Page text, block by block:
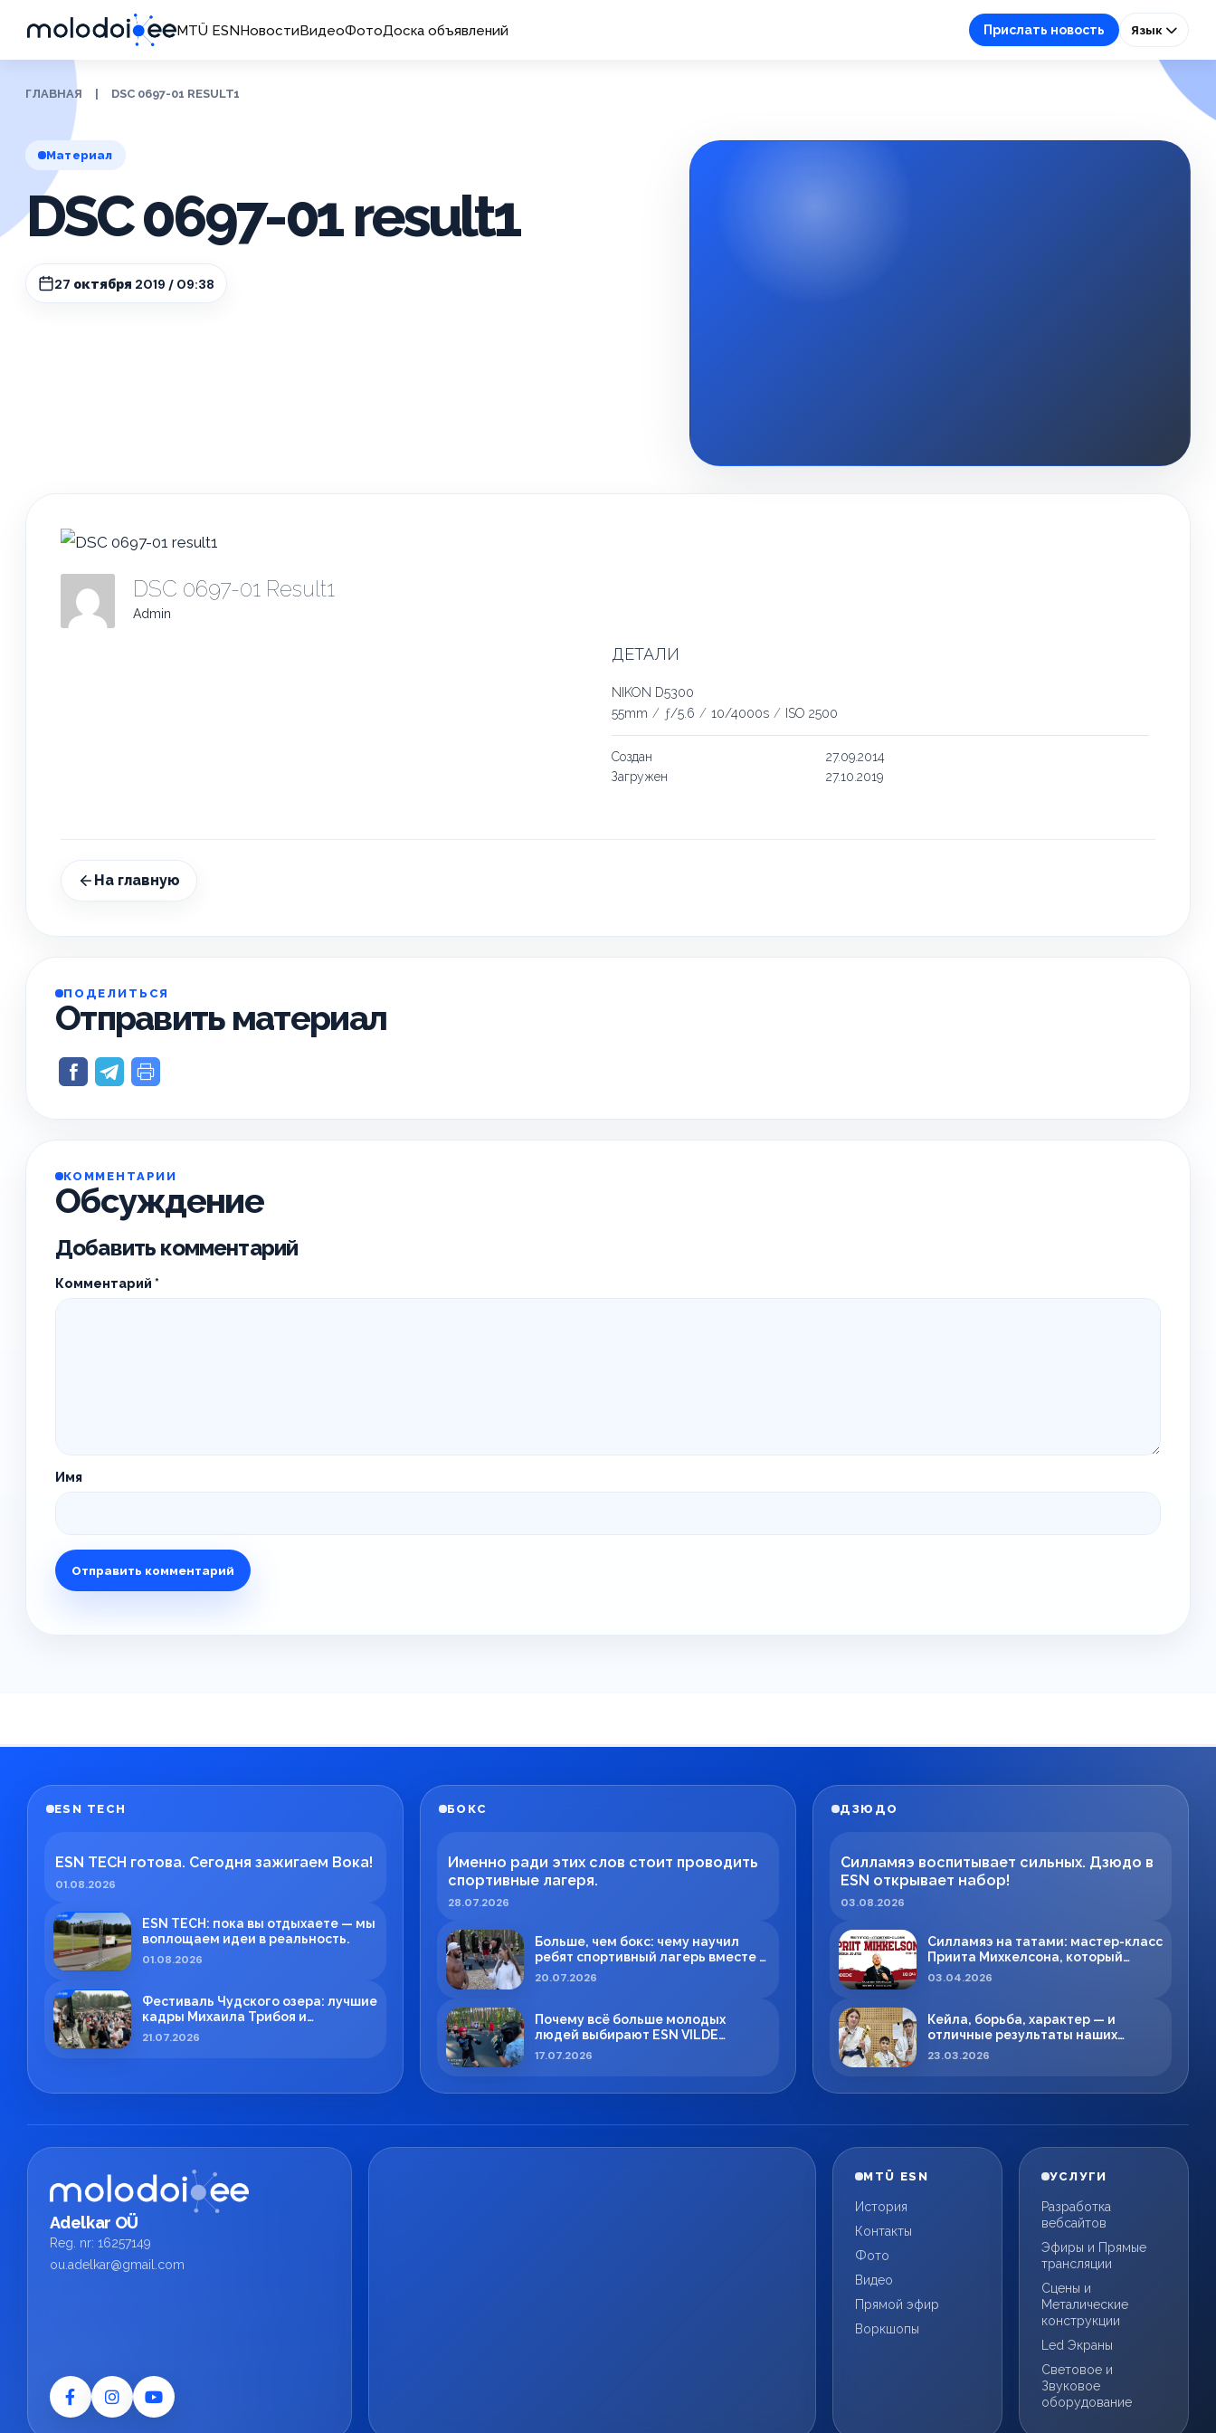
MTÜ ESNНовостиВидеоФотоДоска объявлений Прислать новость Язык
ГЛАВНАЯ DSC 0697-01 RESULT1
Материал
DSC 0697-01 result1
27 октября 2019 / 09:38
DSC 0697-01 Result1
Admin
ДЕТАЛИ
NIKON D5300
55mm / ƒ/5.6 / 10/4000s / ISO 2500
Создан
27.09.2014
Загружен
27.10.2019
На главную
ПОДЕЛИТЬСЯ
Отправить материал
КОММЕНТАРИИ
Обсуждение
Добавить комментарий
Комментарий *
Имя
ESN TECH
ESN TECH готова. Сегодня зажигаем Вока!
01.08.2026
ESN TECH: пока вы отдыхаете — мы
воплощаем идеи в реальность.
01.08.2026
Фестиваль Чудского озера: лучшие
кадры Михаила Трибоя и
профессиональная работа ESN
21.07.2026
БОКС
Именно ради этих слов стоит проводить
спортивные лагеря.
28.07.2026
Больше, чем бокс: чему научил
ребят спортивный лагерь вместе с
Максимом Вильде
20.07.2026
Почему всё больше молодых
людей выбирают ESN VILDE
BOXING в Силламяэ?
17.07.2026
ДЗЮДО
Силламяэ воспитывает сильных. Дзюдо в
ESN открывает набор!
03.08.2026
Силламяэ на татами: мастер-класс
Приита Михкелсона, который
меняет правила игры в регионе
03.04.2026
Кейла, борьба, характер — и
отличные результаты наших
спортсменов!
23.03.2026
Adelkar OÜ
Reg. nr: 16257149
ou.adelkar@gmail.com
MTÜ ESN
История
Контакты
Фото
Видео
Прямой эфир
Воркшопы
УСЛУГИ
Разработка
вебсайтов
Эфиры и Прямые
трансляции
Сцены и
Металические
конструкции
Led Экраны
Световое и
Звуковое
оборудование